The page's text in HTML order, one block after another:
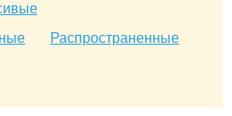
Распространенные